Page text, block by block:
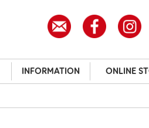
INFORMATION ONLINE